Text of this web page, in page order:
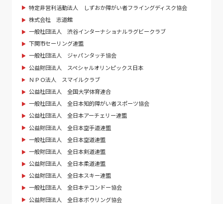
特定非営利活動法人 しずおか障がい者フライングディスク協会
株式会社 志道館
一般社団法人 渋谷インターナショナルラグビークラブ
下関市セーリング連盟
一般社団法人 ジャパンタッチ協会
公益財団法人 スペシャルオリンピックス日本
ＮＰＯ法人 スマイルクラブ
公益社団法人 全国大学体育連合
一般社団法人 全日本知的障がい者スポーツ協会
公益社団法人 全日本アーチェリー連盟
公益財団法人 全日本空手道連盟
一般社団法人 全日本空道連盟
一般財団法人 全日本剣道連盟
公益財団法人 全日本柔道連盟
公益財団法人 全日本スキー連盟
一般社団法人 全日本テコンドー協会
公益財団法人 全日本ボウリング協会